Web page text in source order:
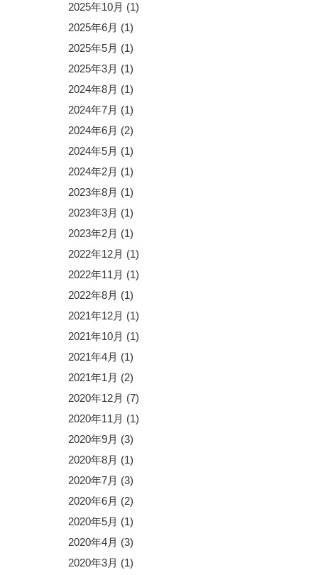
2025年10月 (1)
2025年6月 (1)
2025年5月 (1)
2025年3月 (1)
2024年8月 (1)
2024年7月 (1)
2024年6月 (2)
2024年5月 (1)
2024年2月 (1)
2023年8月 (1)
2023年3月 (1)
2023年2月 (1)
2022年12月 (1)
2022年11月 (1)
2022年8月 (1)
2021年12月 (1)
2021年10月 (1)
2021年4月 (1)
2021年1月 (2)
2020年12月 (7)
2020年11月 (1)
2020年9月 (3)
2020年8月 (1)
2020年7月 (3)
2020年6月 (2)
2020年5月 (1)
2020年4月 (3)
2020年3月 (1)